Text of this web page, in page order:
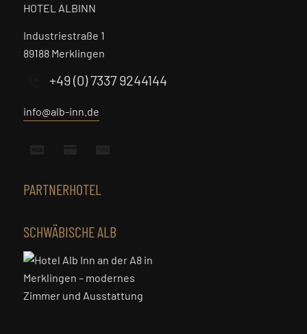
HOTEL ALBINN
Industriestraße 1
89188 Merklingen
+49 (0) 7337 9244144
info@alb-inn.de
PARTNERHOTEL
SCHWÄBISCHE ALB